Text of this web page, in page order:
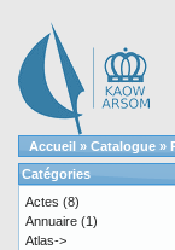
Accueil » Catalogue »
Catégories
Actes (8)
Annuaire (1)
Atlas->